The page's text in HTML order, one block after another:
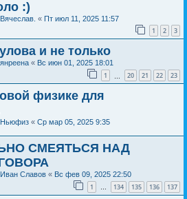
:)
Вячеслав. « Пт июл 11, 2025 11:57
1 2 3
и не только
янреена « Вс июн 01, 2025 18:01
1 20 21 22 23
физике для
Ньюфиз « Ср мар 05, 2025 9:35
СМЕЯТЬСЯ НАД
Иван Славов « Вс фев 09, 2025 22:50
1 … 134 135 136 137